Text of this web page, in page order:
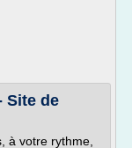
Site de
à votre rythme,